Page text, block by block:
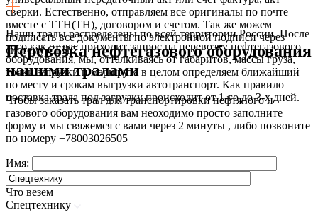
сверки. Естественно, отправляем все оригиналы по почте
вместе с ТТН(ТН), договором и счетом. Так же можем
подписать все документы по электронной подписи через
систему СБИС.
Наши тралы распределены по всей территории России. После
того как от вас приходит запрос на перевозку нефтегазового
оборудования, мы, отталкиваясь от габаритов, массы груза,
точки загрузки и маршрута в целом определяем ближайший
по месту и срокам выгрузки автотранспорт. Как правило
поставка трала под загрузку происходит от 1-го до 3-х дней.
Перевозка нефтегазового оборудования
нашими тралами
Чтобы заказать трал для транспортировки нефтяного и
газового оборудования вам неоходимо просто заполните
форму и мы свяжемся с вами через 2 минуты , либо позвоните
по номеру +78003026505
Имя:
Что везем
Спецтехнику